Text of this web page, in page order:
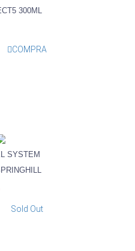
300ML
COMPRA
SYSTEM
Sold Out